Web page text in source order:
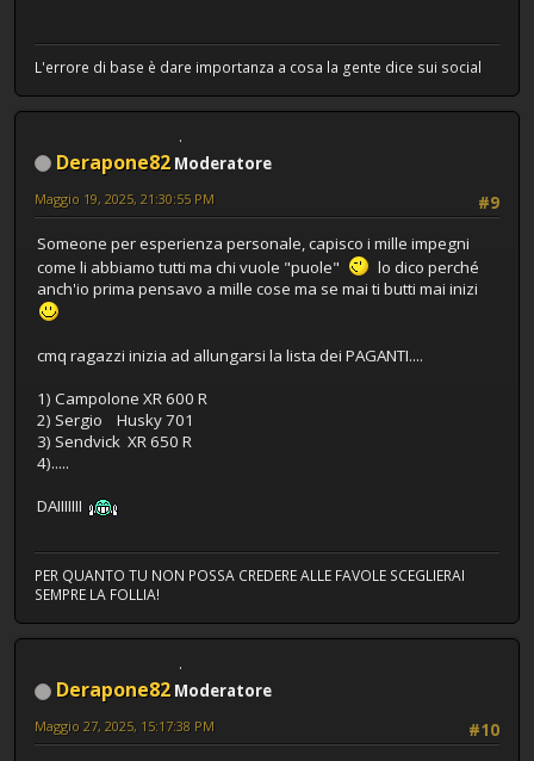
L'errore di base è dare importanza a cosa la gente dice sui social
Derapone82 Moderatore
#9
Maggio 19, 2025, 21:30:55 PM
Someone per esperienza personale, capisco i mille impegni
come li abbiamo tutti ma chi vuole "puole"
lo dico perché
anch'io prima pensavo a mille cose ma se mai ti butti mai inizi
cmq ragazzi inizia ad allungarsi la lista dei PAGANTI....
1) Campolone XR 600 R
2) Sergio Husky 701
3) Sendvick XR 650 R
4).....
DAIIIIIII
PER QUANTO TU NON POSSA CREDERE ALLE FAVOLE SCEGLIERAI
SEMPRE LA FOLLIA!
Derapone82 Moderatore
#10
Maggio 27, 2025, 15:17:38 PM